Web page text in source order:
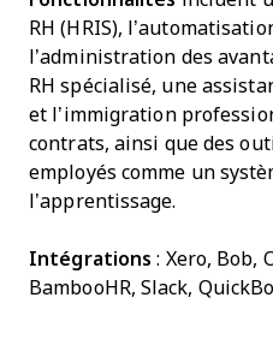
RH (HRIS),
l’administration des
RH spécialisé, une
et l’immigration
contrats, ainsi que des
employés comme un
l’apprentissage.
Intégrations : Xero, Bob,
BambooHR, Slack,